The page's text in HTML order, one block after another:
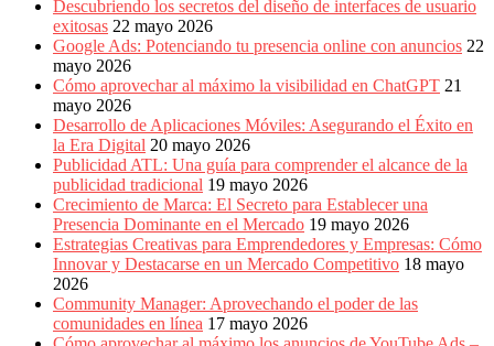
Descubriendo los secretos del diseño de interfaces de usuario
exitosas 22 mayo 2026
Google Ads: Potenciando tu presencia online con anuncios 22
mayo 2026
Cómo aprovechar al máximo la visibilidad en ChatGPT 21
mayo 2026
Desarrollo de Aplicaciones Móviles: Asegurando el Éxito en
la Era Digital 20 mayo 2026
Publicidad ATL: Una guía para comprender el alcance de la
publicidad tradicional 19 mayo 2026
Crecimiento de Marca: El Secreto para Establecer una
Presencia Dominante en el Mercado 19 mayo 2026
Estrategias Creativas para Emprendedores y Empresas: Cómo
Innovar y Destacarse en un Mercado Competitivo 18 mayo
2026
Community Manager: Aprovechando el poder de las
comunidades en línea 17 mayo 2026